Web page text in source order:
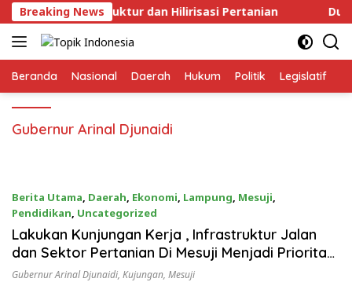
Langsung
ke
konten
Breaking News
untuk Infrastruktur dan Hilirisasi Pertanian
Beranda Nasional Daerah Hukum Politik Legislatif
Gubernur Arinal Djunaidi
Berita Utama, Daerah, Ekonomi, Lampung, Mesuji,
Pendidikan, Uncategorized
27/10/2022
Lakukan Kunjungan Kerja , Infrastruktur Jalan
dan Sektor Pertanian Di Mesuji Menjadi Prioritas
Gubernur Lampung
Gubernur Arinal Djunaidi, Kujungan, Mesuji